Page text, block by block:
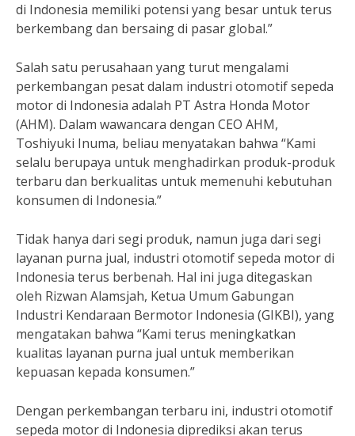
di Indonesia memiliki potensi yang besar untuk terus
berkembang dan bersaing di pasar global.”
Salah satu perusahaan yang turut mengalami
perkembangan pesat dalam industri otomotif sepeda
motor di Indonesia adalah PT Astra Honda Motor
(AHM). Dalam wawancara dengan CEO AHM,
Toshiyuki Inuma, beliau menyatakan bahwa “Kami
selalu berupaya untuk menghadirkan produk-produk
terbaru dan berkualitas untuk memenuhi kebutuhan
konsumen di Indonesia.”
Tidak hanya dari segi produk, namun juga dari segi
layanan purna jual, industri otomotif sepeda motor di
Indonesia terus berbenah. Hal ini juga ditegaskan
oleh Rizwan Alamsjah, Ketua Umum Gabungan
Industri Kendaraan Bermotor Indonesia (GIKBI), yang
mengatakan bahwa “Kami terus meningkatkan
kualitas layanan purna jual untuk memberikan
kepuasan kepada konsumen.”
Dengan perkembangan terbaru ini, industri otomotif
sepeda motor di Indonesia diprediksi akan terus